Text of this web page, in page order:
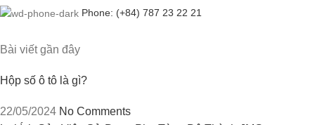
Phone: (+84) 787 23 22 21
Bài viết gần đây
Hộp số ô tô là gì?
22/05/2024 No Comments